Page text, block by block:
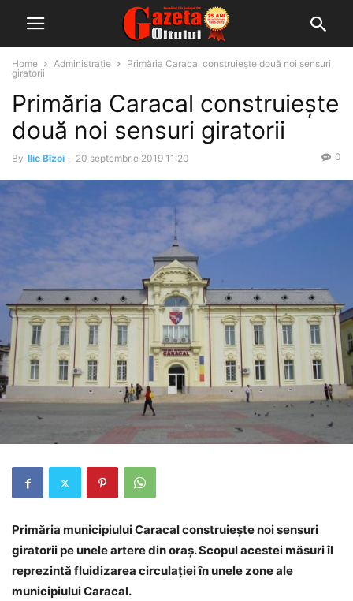
Home Administrație
Primăria Caracal construiește două noi sensuri
giratorii
Primăria Caracal construiește
două noi sensuri giratorii
By Ilie Bîzoi - 20 septembrie 2019 11:20 0
Primăria municipiului Caracal construiește noi sensuri
giratorii pe unele artere din oraș. Scopul acestei măsuri îl
reprezintă fluidizarea circulației în unele zone ale
municipiului Caracal.